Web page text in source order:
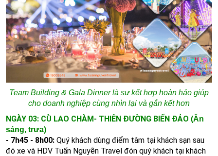
Team Building & Gala Dinner là sự kết hợp hoàn hảo giúp
cho doanh nghiệp cùng nhìn lại và gắn kết hơn
NGÀY 03: CÙ LAO CHÀM- THIÊN ĐƯỜNG BIỂN ĐẢO(Ăn
sáng, trưa)
- 7h45 - 8h00: Quý khách dùng điểm tâm tại khách sạn sau
đó xe và HDV Tuấn Nguyễn Travel đón quý khách tại khách